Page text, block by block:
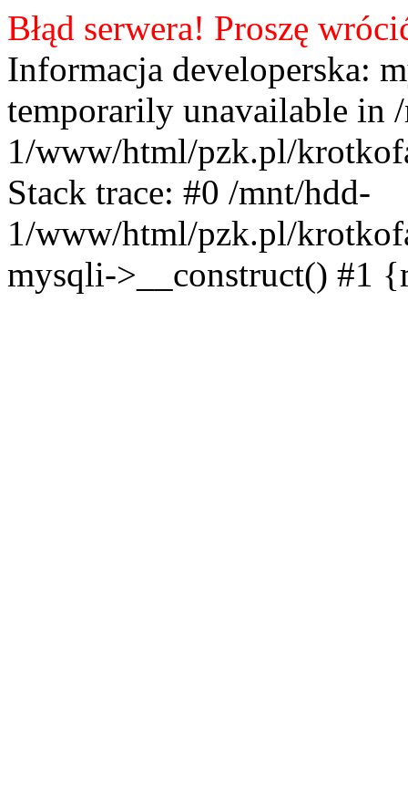
Błąd serwera! Proszę
Informacja developerska:
temporarily unavailable in
1/www/html/pzk.pl/
Stack trace: #0 /mnt/hdd-
1/www/html/pzk.pl/
mysqli->__construct() #1